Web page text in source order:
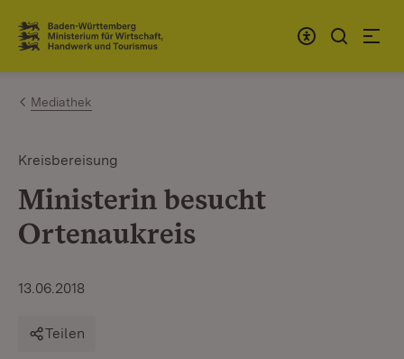
Zum Inhalt springen
Link zur Startseite
Mediathek
Kreisbereisung
Ministerin besucht
Ortenaukreis
13.06.2018
Teilen